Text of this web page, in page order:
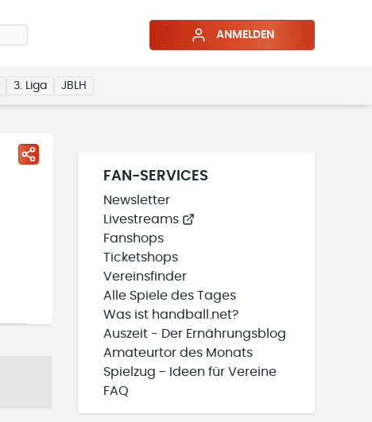
ANMELDEN
3. Liga JBLH
FAN-SERVICES
Newsletter
Livestreams
Fanshops
Ticketshops
Vereinsfinder
Alle Spiele des Tages
Was ist handball.net?
Auszeit - Der Ernährungsblog
Amateurtor des Monats
Spielzug - Ideen für Vereine
FAQ